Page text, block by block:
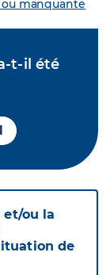
manquante
t-il été
et/ou la
de